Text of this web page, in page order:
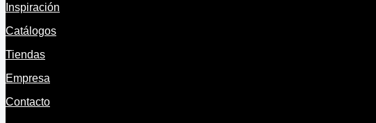
Inspiración
Catálogos
Tiendas
Empresa
Contacto